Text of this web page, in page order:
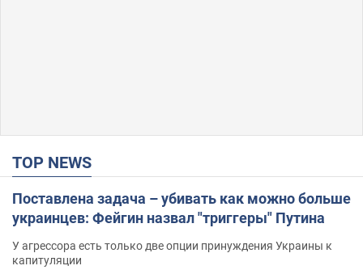
TOP NEWS
Поставлена задача – убивать как можно больше
украинцев: Фейгин назвал "триггеры" Путина
У агрессора есть только две опции принуждения Украины к
капитуляции